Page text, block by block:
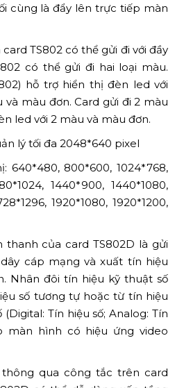
cùng là đẩy lên trực tiếp màn
TS802 có thể gửi đi với đầy
có thể gửi đi hai loại màu.
hỗ trợ hiển thị đèn led với
và màu đơn. Card gửi đi 2 màu
led với 2 màu và màu đơn.
lý tối đa 2048*640 pixel
640*480, 800*600, 1024*768,
1440*900, 1440*1080,
1920*1080, 1920*1200,
của card TS802D là gửi
cáp mạng và xuất tín hiệu
Nhân đôi tín hiệu kỹ thuật số
số tương tự hoặc từ tín hiệu
Tín hiệu số; Analog: Tín
màn hình có hiệu ứng video
qua công tắc trên card